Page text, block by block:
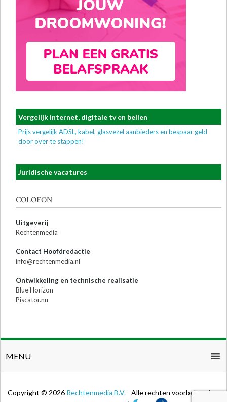
Vergelijk internet, digitale tv en bellen
Prijs vergelijk ADSL, kabel, glasvezel aanbieders en bespaar geld
door over te stappen!
Juridische vacatures
COLOFON
Uitgeverij
Rechtenmedia
Contact Hoofdredactie
info@rechtenmedia.nl
Ontwikkeling en technische realisatie
Blue Horizon
Piscator.nu
MENU
Copyright © 2026 Rechtenmedia B.V. - Alle rechten voorbehouden.